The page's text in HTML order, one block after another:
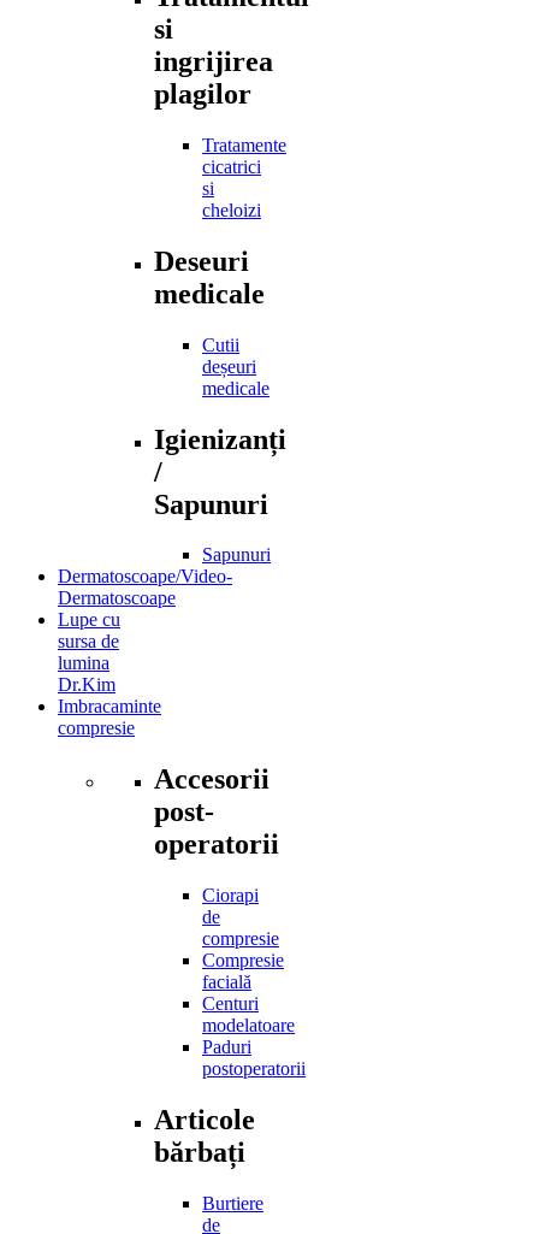
Tratamentul
si
ingrijirea
plagilor
Tratamente
cicatrici
si
Deseuri
Cutii
deșeuri
Igienizanți
/
Sapunuri
Sapunuri
Dermatoscoape/Video-
Dermatoscoape
Lupe cu
sursa de
lumina
Dr.Kim
Imbracaminte
Accesorii
post-
operatorii
Ciorapi
de
compresie
Compresie
facială
Centuri
modelatoare
Paduri
Articole
bărbați
Burtiere